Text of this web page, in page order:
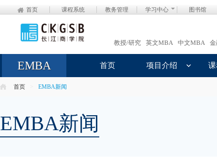
首页 课程系统 教务管理 学习中心 图书馆
教授/研究 英文MBA 中文MBA
EMBA 首页 项目介绍
首页 EMBA新闻
EMBA新闻